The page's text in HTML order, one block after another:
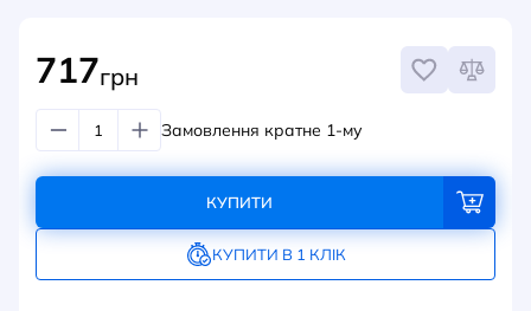
717грн
Замовлення кратне 1-му
КУПИТИ
КУПИТИ В 1 КЛІК